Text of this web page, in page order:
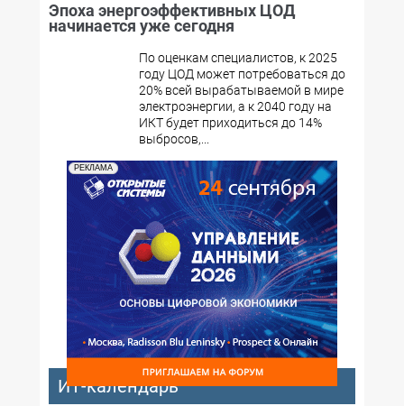
Эпоха энергоэффективных ЦОД
начинается уже сегодня
По оценкам специалистов, к 2025
году ЦОД может потребоваться до
20% всей вырабатываемой в мире
электроэнергии, а к 2040 году на
ИКТ будет приходиться до 14%
выбросов,...
РЕКЛАМА
ИТ-календарь